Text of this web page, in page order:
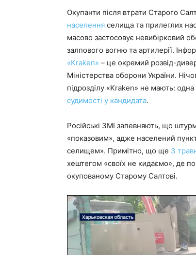
Окупанти після втрати Старого
населення селища та прилеглих
масово застосовує невибірковий
залпового вогню та артилерії.
«Kraken» – це окремий розвід-
Міністерства оборони України.
підрозділу «Kraken» не мають:
судимості у кандидата.
Російські ЗМІ запевняють, що
«показовим», адже населений
селищем». Примітно, що ще 3
хештегом «своїх не кидаємо», де
окупованому Старому Салтові.